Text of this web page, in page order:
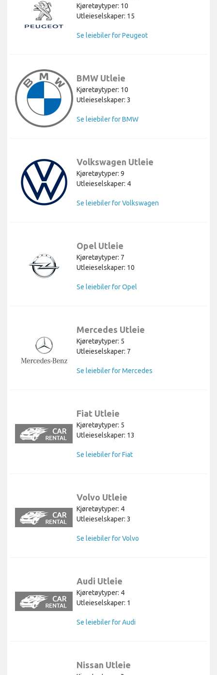
Kjøretøytyper: 10
Utleieselskaper: 15
Se leiebiler for Peugeot
BMW Utleie
Kjøretøytyper: 10
Utleieselskaper: 3
Se leiebiler for BMW
Volkswagen Utleie
Kjøretøytyper: 9
Utleieselskaper: 4
Se leiebiler for Volkswagen
Opel Utleie
Kjøretøytyper: 7
Utleieselskaper: 10
Se leiebiler for Opel
Mercedes Utleie
Kjøretøytyper: 5
Utleieselskaper: 7
Se leiebiler for Mercedes
Fiat Utleie
Kjøretøytyper: 5
Utleieselskaper: 13
Se leiebiler for Fiat
Volvo Utleie
Kjøretøytyper: 4
Utleieselskaper: 3
Se leiebiler for Volvo
Audi Utleie
Kjøretøytyper: 4
Utleieselskaper: 1
Se leiebiler for Audi
Nissan Utleie